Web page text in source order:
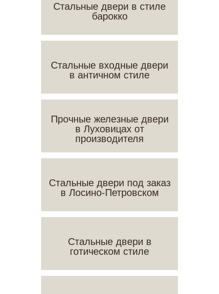
Стальные двери в стиле
барокко
Стальные входные двери
в античном стиле
Прочные железные двери
в Луховицах от
производителя
Стальные двери под заказ
в Лосино-Петровском
Стальные двери в
готическом стиле